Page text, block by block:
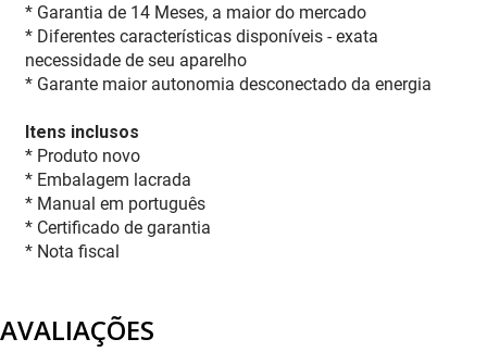
* Garantia de 14 Meses, a maior do mercado
* Diferentes características disponíveis - exata
necessidade de seu aparelho
* Garante maior autonomia desconectado da energia
Itens inclusos
* Produto novo
* Embalagem lacrada
* Manual em português
* Certificado de garantia
* Nota fiscal
AVALIAÇÕES